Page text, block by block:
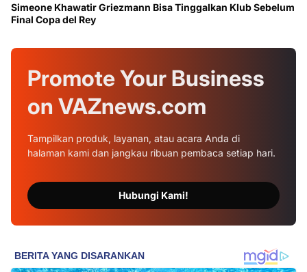
Simeone Khawatir Griezmann Bisa Tinggalkan Klub Sebelum
Final Copa del Rey
Promote Your Business
on VAZnews.com
Tampilkan produk, layanan, atau acara Anda di
halaman kami dan jangkau ribuan pembaca setiap hari.
Hubungi Kami!